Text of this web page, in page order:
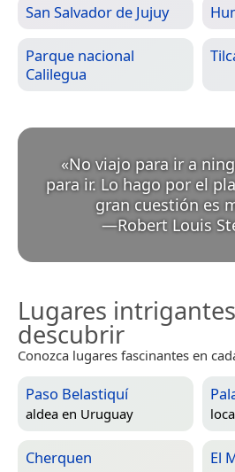
San Salvador de Jujuy
Parque nacional
Calilegua
«No viajo para ir a
para ir. Lo hago por el
gran cuestión es
—Robert Louis
Lugares
descubrir
Conozca lugares fascinantes en
Paso Belastiquí
aldea en Uruguay
Cherquen El